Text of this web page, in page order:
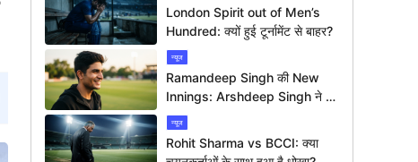
London Spirit out of Men’s
Hundred: क्यों हुई टूर्नामेंट से बाहर?
न्यूज
Ramandeep Singh की New
Innings: Arshdeep Singh ने दी
ख़ास बधाई
न्यूज
Rohit Sharma vs BCCI: क्या